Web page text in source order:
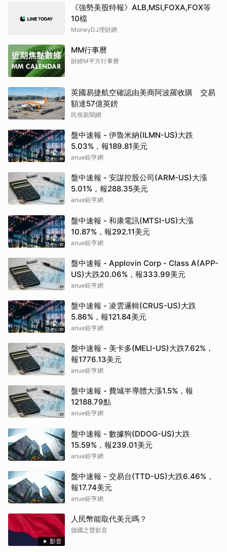
《強勢美股特報》ALB,MSI,FOXA,FOX等
10檔
MoneyDJ理財網
MM行事曆
財經M平方行事曆
英國易捷航空確認由美商阿波羅收購 交易
額達57億英鎊
民視新聞網
盤中速報 - 伊魯米納(ILMN-US)大跌
5.03%，報189.81美元
anue鉅亨網
盤中速報 - 安謀控股公司(ARM-US)大漲
5.01%，報288.35美元
anue鉅亨網
盤中速報 - 和康電訊(MTSI-US)大漲
10.87%，報292.11美元
anue鉅亨網
盤中速報 - Applovin Corp - Class A(APP-
US)大跌20.06%，報333.99美元
anue鉅亨網
盤中速報 - 凌雲邏輯(CRUS-US)大跌
5.86%，報121.84美元
anue鉅亨網
盤中速報 - 美卡多(MELI-US)大跌7.62%，
報1776.13美元
anue鉅亨網
盤中速報 - 費城半導體大漲1.5%，報
12188.79點
anue鉅亨網
盤中速報 - 數據狗(DDOG-US)大跌
15.59%，報239.01美元
anue鉅亨網
盤中速報 - 交易台(TTD-US)大跌6.46%，
報17.74美元
anue鉅亨網
影音
人民幣能取代美元嗎？
德國之聲影音